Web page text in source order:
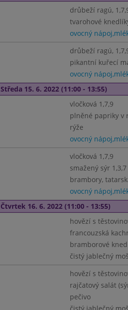
drůbeží ragú,
tvarohové
ovocný
drůbeží ragú,
pikantní kuřecí
ovocný
Středa 15. 6. 2022 (11:00 - 13:55)
vločková 1,7,9
plněné papriky v
rýže
ovocný
vločková 1,7,9
smažený sýr 1,3,7
brambory,
ovocný
Čtvrtek 16. 6. 2022 (11:00 - 13:55)
hovězí s
francouzská
bramborové
čistý jablečný
hovězí s
rajčatový salát
pečivo